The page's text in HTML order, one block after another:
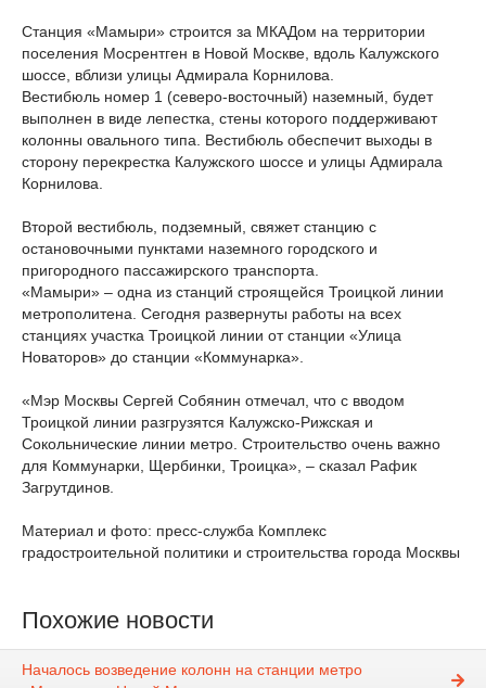
Станция «Мамыри» строится за МКАДом на территории
поселения Мосрентген в Новой Москве, вдоль Калужского
шоссе, вблизи улицы Адмирала Корнилова.
Вестибюль номер 1 (северо-восточный) наземный, будет
выполнен в виде лепестка, стены которого поддерживают
колонны овального типа. Вестибюль обеспечит выходы в
сторону перекрестка Калужского шоссе и улицы Адмирала
Корнилова.
Второй вестибюль, подземный, свяжет станцию с
остановочными пунктами наземного городского и
пригородного пассажирского транспорта.
«Мамыри» – одна из станций строящейся Троицкой линии
метрополитена. Сегодня развернуты работы на всех
станциях участка Троицкой линии от станции «Улица
Новаторов» до станции «Коммунарка».
«Мэр Москвы Сергей Собянин отмечал, что с вводом
Троицкой линии разгрузятся Калужско-Рижская и
Сокольнические линии метро. Строительство очень важно
для Коммунарки, Щербинки, Троицка», – сказал Рафик
Загрутдинов.
Материал и фото: пресс-служба Комплекс
градостроительной политики и строительства города Москвы
Похожие новости
Началось возведение колонн на станции метро